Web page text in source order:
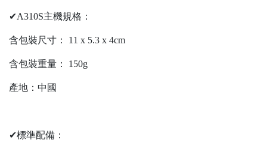
✔A310S主機規格：
含包裝尺寸： 11 x 5.3 x 4cm
含包裝重量： 150g
產地：中國
✔標準配備：